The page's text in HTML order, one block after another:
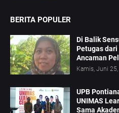
BERITA POPULER
Di Balik
Petugas dari
Ancaman
Kamis, Juni
UPB
UNIMAS
Sama